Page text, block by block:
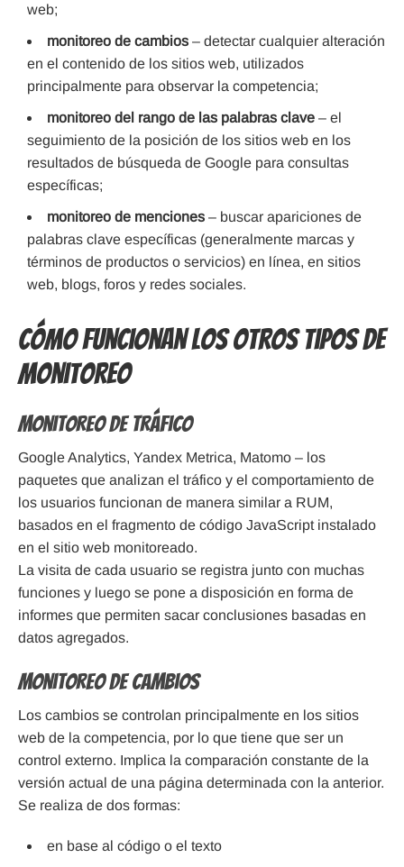
web;
monitoreo de cambios – detectar cualquier alteración
en el contenido de los sitios web, utilizados
principalmente para observar la competencia;
monitoreo del rango de las palabras clave – el
seguimiento de la posición de los sitios web en los
resultados de búsqueda de Google para consultas
específicas;
monitoreo de menciones – buscar apariciones de
palabras clave específicas (generalmente marcas y
términos de productos o servicios) en línea, en sitios
web, blogs, foros y redes sociales.
Cómo funcionan los otros tipos de
monitoreo
Monitoreo de tráfico
Google Analytics, Yandex Metrica, Matomo – los
paquetes que analizan el tráfico y el comportamiento de
los usuarios funcionan de manera similar a RUM,
basados en el fragmento de código JavaScript instalado
en el sitio web monitoreado.
La visita de cada usuario se registra junto con muchas
funciones y luego se pone a disposición en forma de
informes que permiten sacar conclusiones basadas en
datos agregados.
Monitoreo de cambios
Los cambios se controlan principalmente en los sitios
web de la competencia, por lo que tiene que ser un
control externo. Implica la comparación constante de la
versión actual de una página determinada con la anterior.
Se realiza de dos formas:
en base al código o el texto